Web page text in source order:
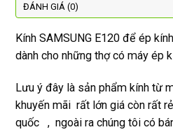
xịn
miễn
Rất
tôt
ĐÁNH GIÁ (0)
Kính SAMSUNG E120 để ép
dành cho những thợ có máy ép
Lưu ý đây là sản phẩm kính từ
khuyến mãi rất lớn giá còn rất
quốc , ngoài ra chúng tôi có